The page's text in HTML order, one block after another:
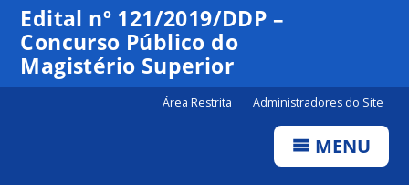
Canais
Edital nº 121/2019/DDP –
Concurso Público do
Magistério Superior
Área Restrita Administradores do Site
MENU